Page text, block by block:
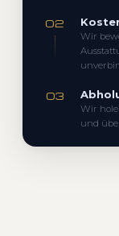
02
Wir
03
Wir
und